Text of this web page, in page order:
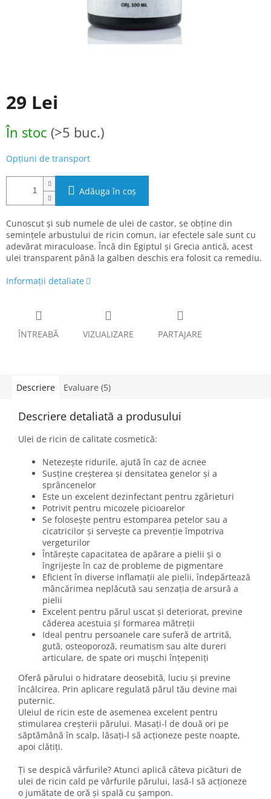
29 Lei
Evaluare
preţ:
În stoc (>5 buc.)
Opțiuni de transport
Adăuga în coş
Cunoscut și sub numele de ulei de castor, se obține din
semințele arbustului de ricin comun, iar efectele sale sunt cu
adevărat miraculoase. Încă din Egiptul și Grecia antică, acest
ulei transparent până la galben deschis era folosit ca remediu.
Informaţii detaliate
ÎNTREABĂ VIZUALIZARE PARTAJARE
Descriere Evaluare (5)
Descriere detaliată a produsului
Ulei de ricin de calitate cosmetică:
Netezește ridurile, ajută în caz de acnee
Susține creșterea și densitatea genelor și a
sprâncenelor
Este un excelent dezinfectant pentru zgârieturi
Potrivit pentru micozele picioarelor
Se folosește pentru estomparea petelor sau a
cicatricilor și servește ca prevenție împotriva
vergeturilor
Întărește capacitatea de apărare a pielii și o
îngrijește în caz de probleme de pigmentare
Eficient în diverse inflamații ale pielii, îndepărtează
mâncărimea neplăcută sau senzația de arsură a
pielii
Excelent pentru părul uscat și deteriorat, previne
căderea acestuia și formarea mătreții
Ideal pentru persoanele care suferă de artrită,
gută, osteoporoză, reumatism sau alte dureri
articulare, de spate ori mușchi înțepeniți
Oferă părului o hidratare deosebită, luciu și previne
încâlcirea. Prin aplicare regulată părul tău devine mai
puternic.
Uleiul de ricin este de asemenea excelent pentru
stimularea creșterii părului. Masați-l de două ori pe
săptămână în scalp, lăsați-l să acționeze peste noapte,
apoi clătiți.
Ți se despică vârfurile? Atunci aplică câteva picături de
ulei de ricin cald pe vârfurile părului, lasă-l să acționeze
o jumătate de oră și spală cu șampon.